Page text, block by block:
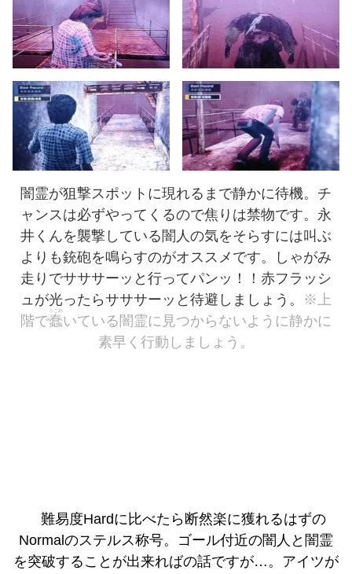
闇霊が狙撃スポットに現れるまで静かに待機。チ
ャンスは必ずやってくるので焦りは禁物です。永
井くんを襲撃している闇人の気をそらすには叫ぶ
よりも銃砲を鳴らすのがオススメです。しゃがみ
走りでサササーッと行ってパンッ！！赤フラッシ
ュが光ったらサササーッと待避しましょう。 ※上
階で蠢
うごめ
いている闇霊に見つからないように静かに
素早く行動しましょう。
難易度hardに比べたら断然楽に獲れるはずの
Normalのステルス称号。ゴール付近の闇人と闇霊
を突破することが出来ればの話ですが…。アイツが